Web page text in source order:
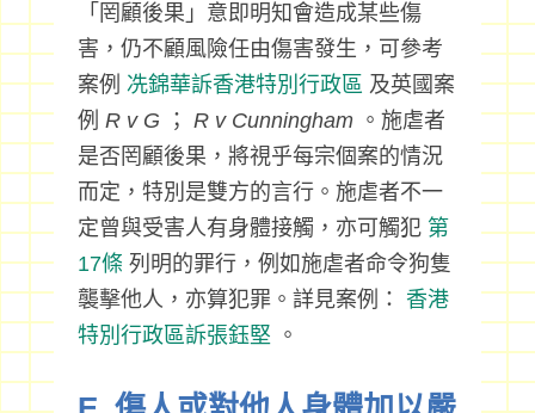
「罔顧後果」意即明知會造成某些傷
害，仍不顧風險任由傷害發生，可參考
案例 冼錦華訴香港特別行政區 及英國案
例 R v G ； R v Cunningham 。施虐者
是否罔顧後果，將視乎每宗個案的情況
而定，特別是雙方的言行。施虐者不一
定曾與受害人有身體接觸，亦可觸犯 第
17條 列明的罪行，例如施虐者命令狗隻
襲擊他人，亦算犯罪。詳見案例： 香港
特別行政區訴張鈺堅 。